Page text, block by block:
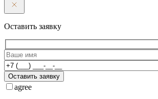
Оставить заявку
Оставить заявку
agree